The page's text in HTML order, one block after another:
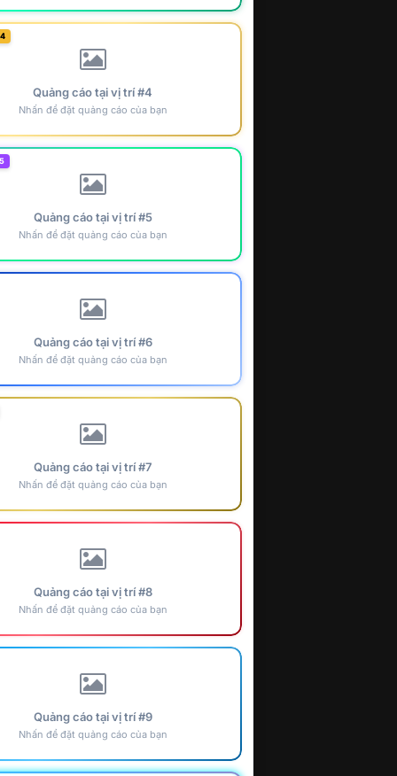
Quảng cáo tại vị trí #4
Nhấn để đặt quảng cáo của bạn
Quảng cáo tại vị trí #5
Nhấn để đặt quảng cáo của bạn
Quảng cáo tại vị trí #6
Nhấn để đặt quảng cáo của bạn
Quảng cáo tại vị trí #7
Nhấn để đặt quảng cáo của bạn
Quảng cáo tại vị trí #8
Nhấn để đặt quảng cáo của bạn
Quảng cáo tại vị trí #9
Nhấn để đặt quảng cáo của bạn